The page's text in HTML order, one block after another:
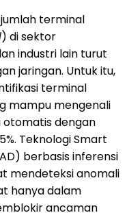
terminal
) di sektor
industri lain turut
jaringan. Untuk itu,
terminal
mampu mengenali
dengan
Teknologi Smart
berbasis inferensi
mendeteksi anomali
hanya dalam
ancaman